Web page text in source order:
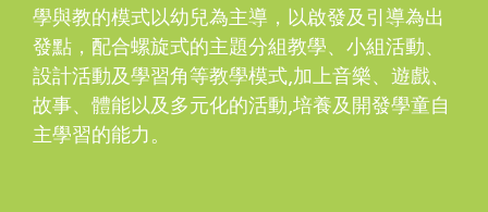
學與教的模式以幼兒為主導，以啟發及引導為出
發點，配合螺旋式的主題分組教學、小組活動、
設計活動及學習角等教學模式,加上音樂、遊戲、
故事、體能以及多元化的活動,培養及開發學童自
主學習的能力。